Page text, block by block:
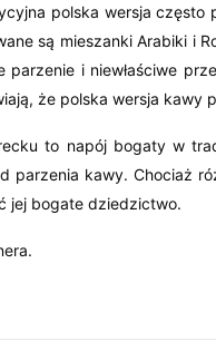
polska wersja
są mieszanki Arabiki i
parzenie i niewłaściwe
że polska wersja kawy
to napój bogaty w
parzenia kawy. Chociaż
jej bogate dziedzictwo.